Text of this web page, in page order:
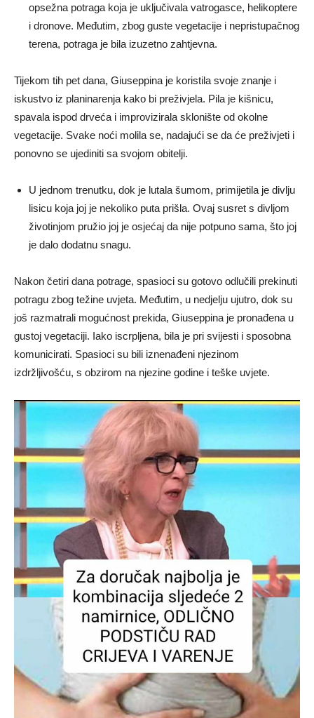
opsežna potraga koja je uključivala vatrogasce, helikoptere
i dronove. Međutim, zbog guste vegetacije i nepristupačnog
terena, potraga je bila izuzetno zahtjevna.
Tijekom tih pet dana, Giuseppina je koristila svoje znanje i
iskustvo iz planinarenja kako bi preživjela. Pila je kišnicu,
spavala ispod drveća i improvizirala sklonište od okolne
vegetacije. Svake noći molila se, nadajući se da će preživjeti i
ponovno se ujediniti sa svojom obitelji.
U jednom trenutku, dok je lutala šumom, primijetila je divlju
lisicu koja joj je nekoliko puta prišla. Ovaj susret s divljom
životinjom pružio joj je osjećaj da nije potpuno sama, što joj
je dalo dodatnu snagu.
Nakon četiri dana potrage, spasioci su gotovo odlučili prekinuti
potragu zbog težine uvjeta. Međutim, u nedjelju ujutro, dok su
još razmatrali mogućnost prekida, Giuseppina je pronađena u
gustoj vegetaciji. Iako iscrpljena, bila je pri svijesti i sposobna
komunicirati. Spasioci su bili iznenađeni njezinom
izdržljivošću, s obzirom na njezine godine i teške uvjete.